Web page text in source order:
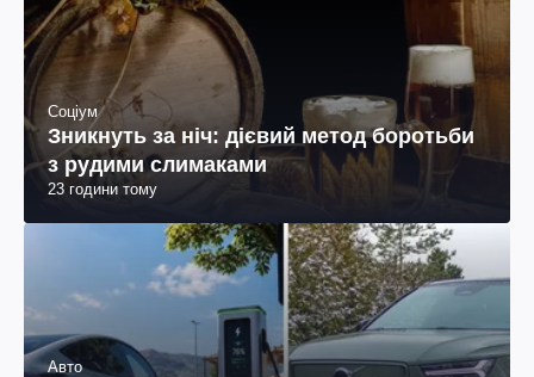
Соціум
Зникнуть за ніч: дієвий метод боротьби
з рудими слимаками
23 години тому
Авто